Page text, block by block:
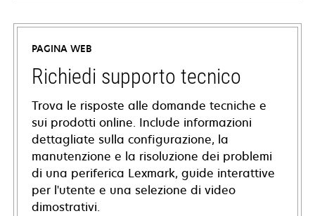
PAGINA WEB
Richiedi supporto tecnico
Trova le risposte alle domande tecniche e
sui prodotti online. Include informazioni
dettagliate sulla configurazione, la
manutenzione e la risoluzione dei problemi
di una periferica Lexmark, guide interattive
per l'utente e una selezione di video
dimostrativi.